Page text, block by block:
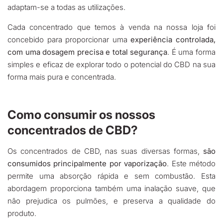
adaptam-se a todas as utilizações.
Cada concentrado que temos à venda na nossa loja foi
concebido para proporcionar umaexperiência controlada,
com uma dosagem precisa e total segurança. É uma forma
simples e eficaz de explorar todo o potencial do CBD na sua
forma mais pura e concentrada.
Como consumir os nossos
concentrados de CBD?
Os concentrados de CBD, nas suas diversas formas, são
consumidos principalmente por vaporização. Este método
permite uma absorção rápida e sem combustão. Esta
abordagem proporciona também uma inalação suave, que
não prejudica os pulmões, e preserva a qualidade do
produto.